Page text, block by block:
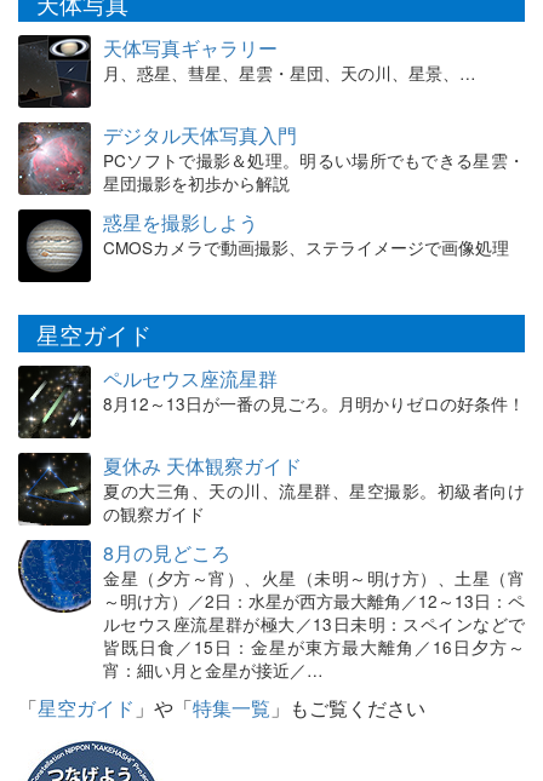
天体写真ギャラリー
月、惑星、彗星、星雲・星団、天の川、星景、…
デジタル天体写真入門
PCソフトで撮影＆処理。明るい場所でもできる星雲・
星団撮影を初歩から解説
惑星を撮影しよう
CMOSカメラで動画撮影、ステライメージで画像処理
星空ガイド
ペルセウス座流星群
8月12～13日が一番の見ごろ。月明かりゼロの好条件！
夏休み 天体観察ガイド
夏の大三角、天の川、流星群、星空撮影。初級者向け
の観察ガイド
8月の見どころ
金星（夕方～宵）、火星（未明～明け方）、土星（宵
～明け方）／2日：水星が西方最大離角／12～13日：ペ
ルセウス座流星群が極大／13日未明：スペインなどで
皆既日食／15日：金星が東方最大離角／16日夕方～
宵：細い月と金星が接近／…
「星空ガイド 」や「特集一覧 」もご覧ください